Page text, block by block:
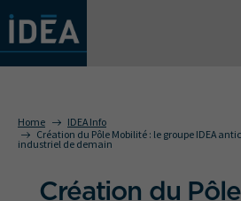
Home
IDEA Info
Création du Pôle Mobilité : le groupe IDEA
industriel de demain
Création du